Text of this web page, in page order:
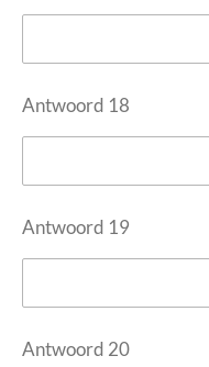
Antwoord 18
Antwoord 19
Antwoord 20